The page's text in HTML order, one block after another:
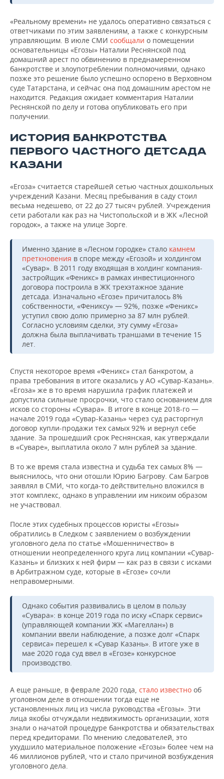
«Реальному времени» не удалось оперативно связаться с
ответчиками по этим заявлениям, а также с конкурсным
управляющим. В июле СМИ сообщали о помещении
основательницы «Егозы» Наталии Реснянской под
домашний арест по обвинению в преднамеренном
банкротстве и злоупотреблении полномочиями, однако
позже это решение было успешно оспорено в Верховном
суде Татарстана, и сейчас она под домашним арестом не
находится. Редакция ожидает комментария Наталии
Реснянской по делу и готова опубликовать его при
получении.
ИСТОРИЯ БАНКРОТСТВА
ПЕРВОГО ЧАСТНОГО ДЕТСАДА
КАЗАНИ
«Егоза» считается старейшей сетью частных дошкольных
учреждений Казани. Месяц пребывания в саду стоил
весьма недешево, от 22 до 27 тысяч рублей. Учреждения
сети работали как раз на Чистопольской и в ЖК «Лесной
городок», а также на улице Зорге.
Именно здание в «Лесном городке» стало камнем
преткновения в споре между «Егозой» и холдингом
«Сувар». В 2011 году входящая в холдинг компания-
застройщик «Феникс» в рамках инвестиционного
договора построила в ЖК трехэтажное здание
детсада. Изначально «Егозе» причиталось 8%
собственности, «Фениксу» — 92%, позже «Феникс»
уступил свою долю примерно за 87 млн рублей.
Согласно условиям сделки, эту сумму «Егоза»
должна была выплачивать траншами в течение 15
лет.
Спустя некоторое время «Феникс» стал банкротом, а
права требования в итоге оказались у АО «Сувар-Казань».
«Егоза» же в то время нарушила график платежей и
допустила сильные просрочки, что стало основанием для
исков со стороны «Сувара». В итоге в конце 2018-го —
начале 2019 года «Сувар-Казань» через суд расторгнул
договор купли-продажи тех самых 92% и вернул себе
здание. За прошедший срок Реснянская, как утверждали
в «Суваре», выплатила около 7 млн рублей за здание.
В то же время стала известна и судьба тех самых 8% —
выяснилось, что они отошли Юрию Багрову. Сам Багров
заявлял в СМИ, что когда-то действительно вложился в
этот комплекс, однако в управлении им никоим образом
не участвовал.
После этих судебных процессов юристы «Егозы»
обратились в Следком с заявлением о возбуждении
уголовного дела по статье «Мошенничество» в
отношении неопределенного круга лиц компании «Сувар-
Казань» и близких к ней фирм — как раз в связи с исками
в Арбитражном суде, которые в «Егозе» сочли
неправомерными.
Однако события развивались в целом в пользу
«Сувара»: в конце 2019 года по иску «Спарк сервис»
(управляющей компании ЖК «Магеллан») в
компании ввели наблюдение, а позже долг «Спарк
сервиса» перешел к «Сувар Казань». В итоге уже в
мае 2020 года суд ввел в «Егозе» конкурсное
производство.
А еще раньше, в феврале 2020 года, стало известно об
уголовном деле в отношении тогда еще не
установленных лиц из числа руководства «Егозы». Эти
лица якобы отчуждали недвижимость организации, хотя
знали о начатой процедуре банкротства и обязательствах
перед кредиторами. По мнению следователей, это
ухудшило материальное положение «Егозы» более чем на
46 миллионов рублей, что и стало причиной возбуждения
уголовного дела.